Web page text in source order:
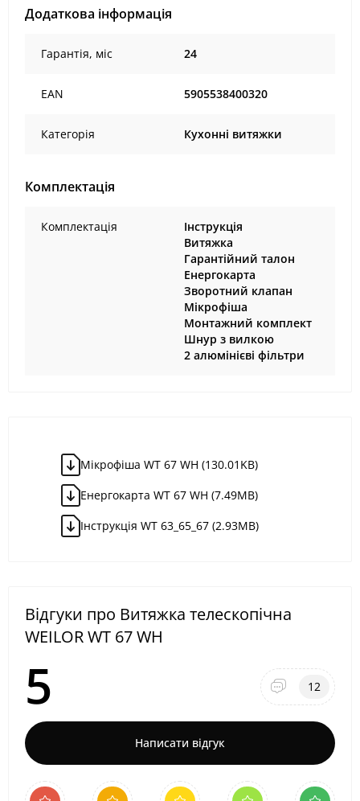
Додаткова інформація
Гарантія, міс 24
EAN 5905538400320
Категорія Кухонні витяжки
Комплектація
Комплектація
Інструкція
Витяжка
Гарантійний талон
Енергокарта
Зворотний клапан
Мікрофіша
Монтажний комплект
Шнур з вилкою
2 алюмінієві фільтри
Мікрофіша WT 67 WH (130.01KB)
Енергокарта WT 67 WH (7.49MB)
Інструкція WT 63_65_67 (2.93MB)
Відгуки про Витяжка телескопічна
WEILOR WT 67 WH
5 12
Написати відгук